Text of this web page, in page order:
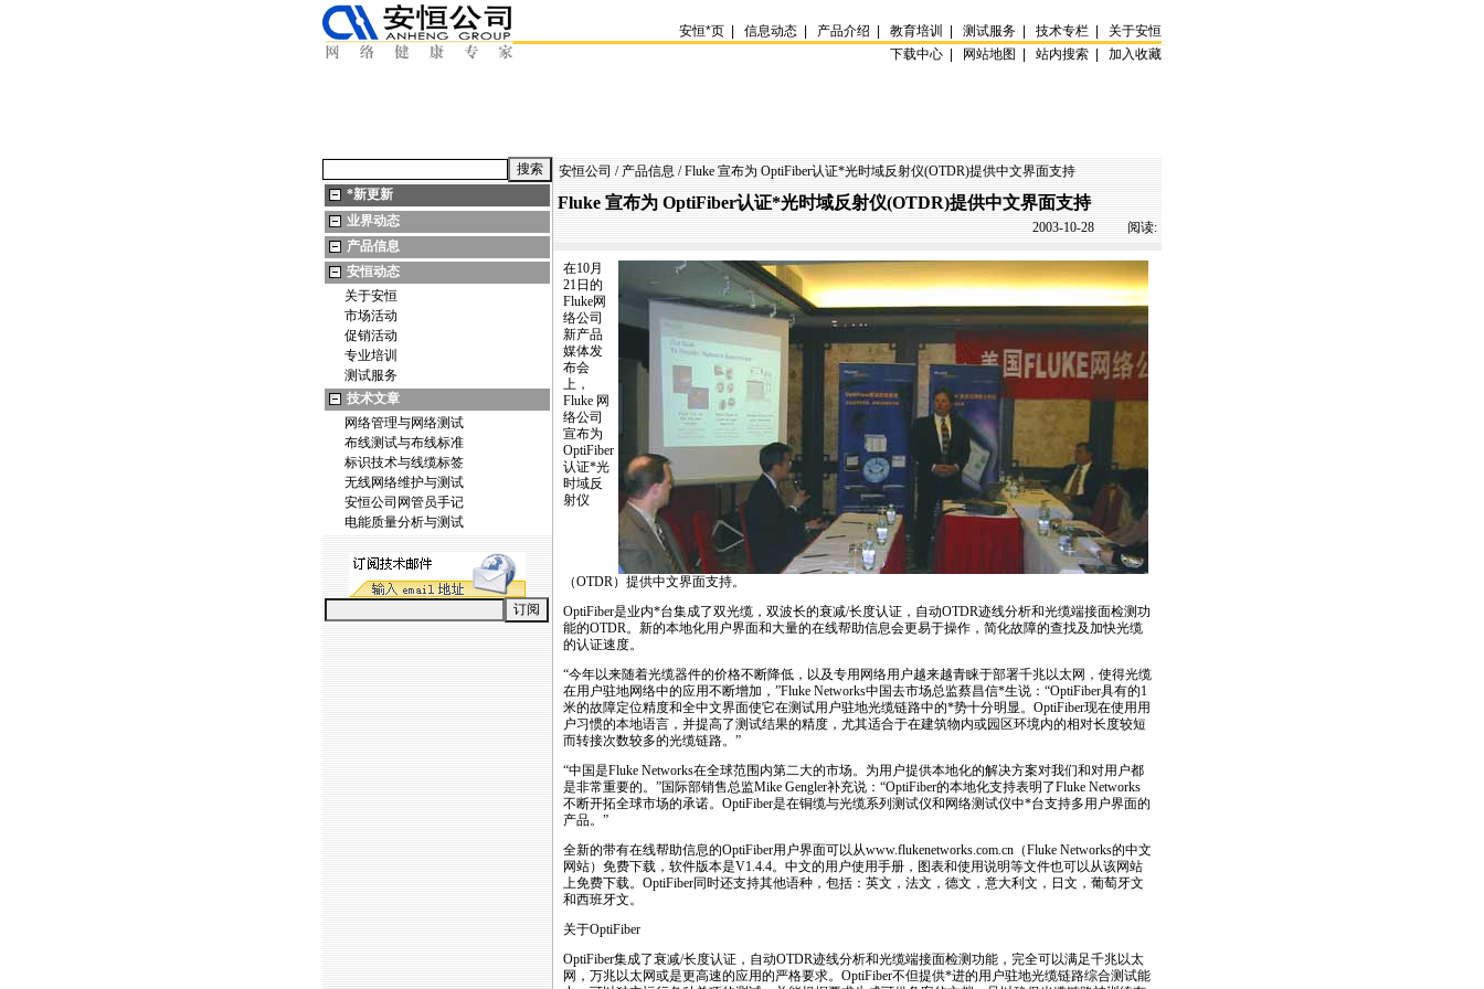
安恒*页 信息动态 产品介绍 教育培训 测试服务 技术专栏
关于安恒
下载中心 |
网站地图 站内搜索 加入收藏
*新更新
业界动态
产品信息
安恒动态
关于安恒
市场活动
促销活动
专业培训
测试服务
技术文章
网络管理与网络测试
布线测试与布线标准
标识技术与线缆标签
无线网络维护与测试
安恒公司网管员手记
电能质量分析与测试
安恒公司 / 产品信息 / Fluke 宣布为 OptiFiber认证*光时域反射仪(OTDR)提供中文界面支持
Fluke 宣布为 OptiFiber认证*光时域反射仪(OTDR)提供中文界面支持
2003-10-28 阅读:
在10月
21日的
Fluke网
络公司
新产品
媒体发
布会
上，
Fluke 网
络公司
宣布为
OptiFiber
认证*光
时域反
射仪
（OTDR）提供中文界面支持。
OptiFiber是业内*台集成了双光缆，双波长的衰减/长度认证，自动OTDR迹线分析和光缆端接面检测功
能的OTDR。新的本地化用户界面和大量的在线帮助信息会更易于操作，简化故障的查找及加快光缆
的认证速度。
“今年以来随着光缆器件的价格不断降低，以及专用网络用户越来越青睐于部署千兆以太网，使得光缆
在用户驻地网络中的应用不断增加，”Fluke Networks中国去市场总监蔡昌信*生说：“OptiFiber具有的1
米的故障定位精度和全中文界面使它在测试用户驻地光缆链路中的*势十分明显。OptiFiber现在使用用
户习惯的本地语言，并提高了测试结果的精度，尤其适合于在建筑物内或园区环境内的相对长度较短
而转接次数较多的光缆链路。”
“中国是Fluke Networks在全球范围内第二大的市场。为用户提供本地化的解决方案对我们和对用户都
是非常重要的。”国际部销售总监Mike Gengler补充说：“OptiFiber的本地化支持表明了Fluke Networks
不断开拓全球市场的承诺。OptiFiber是在铜缆与光缆系列测试仪和网络测试仪中*台支持多用户界面的
产品。”
全新的带有在线帮助信息的OptiFiber用户界面可以从www.flukenetworks.com.cn （Fluke Networks的中文
网站）免费下载，软件版本是V1.4.4。中文的用户使用手册，图表和使用说明等文件也可以从该网站
上免费下载。OptiFiber同时还支持其他语种，包括：英文，法文，德文，意大利文，日文，葡萄牙文
和西班牙文。
关于OptiFiber
OptiFiber集成了衰减/长度认证，自动OTDR迹线分析和光缆端接面检测功能，完全可以满足千兆以太
网，万兆以太网或是更高速的应用的严格要求。OptiFiber不但提供*进的用户驻地光缆链路综合测试能